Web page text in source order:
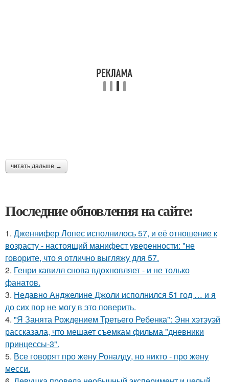
читать дальше →
Последние обновления на сайте:
1. Дженнифер Лопес исполнилось 57, и её отношение к
возрасту - настоящий манифест уверенности: "не
говорите, что я отлично выгляжу для 57.
2. Генри кавилл снова вдохновляет - и не только
фанатов.
3. Недавно Анджелине Джоли исполнился 51 год … и я
до сих пор не могу в это поверить.
4. "Я Занята Рождением Третьего Ребенка": Энн хэтэуэй
рассказала, что мешает съемкам фильма "дневники
принцессы-3".
5. Все говорят про жену Роналду, но никто - про жену
месси.